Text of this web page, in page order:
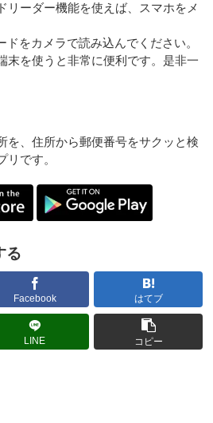
リーダー機能を使えば、スマホをメ
をカメラで読み込んでください。
末を使うと非常に便利です。是非一
を、住所から郵便番号をサクッと検
リです。
る
Facebook はてブ
LINE コピー